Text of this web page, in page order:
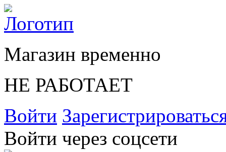
Магазин временно
НЕ РАБОТАЕТ
Войти
Войти через соцсети